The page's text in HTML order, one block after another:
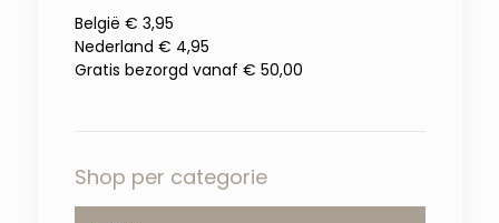
België € 3,95
Nederland € 4,95
Gratis bezorgd vanaf € 50,00
Shop per categorie